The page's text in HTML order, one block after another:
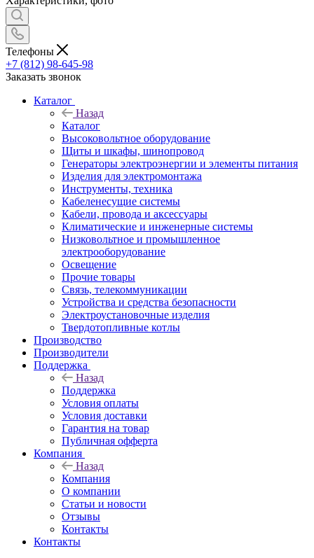
Телефоны
+7 (812) 98-645-98
Заказать звонок
Каталог
Назад
Каталог
Высоковольтное оборудование
Щиты и шкафы, шинопровод
Генераторы электроэнергии и элементы питания
Изделия для электромонтажа
Инструменты, техника
Кабеленесущие системы
Кабели, провода и аксессуары
Климатические и инженерные системы
Низковольтное и промышленное
электрооборудование
Освещение
Прочие товары
Связь, телекоммуникации
Устройства и средства безопасности
Электроустановочные изделия
Твердотопливные котлы
Производство
Производители
Поддержка
Назад
Поддержка
Условия оплаты
Условия доставки
Гарантия на товар
Публичная офферта
Компания
Назад
Компания
О компании
Статьи и новости
Отзывы
Контакты
Контакты